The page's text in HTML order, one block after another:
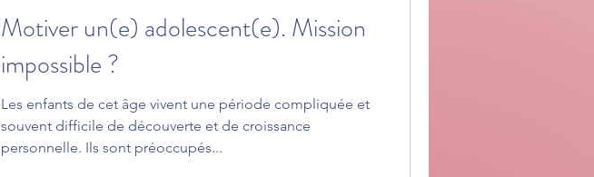
Motiver un(e) adolescent(e). Mission
impossible ?
Les enfants de cet âge vivent une période compliquée et
souvent difficile de découverte et de croissance
personnelle. Ils sont préoccupés...